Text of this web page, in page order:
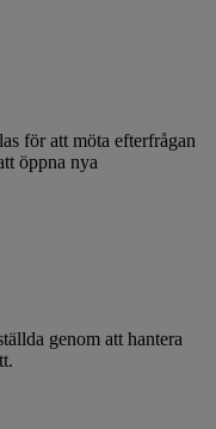
för att möta efterfrågan
öppna nya
genom att hantera